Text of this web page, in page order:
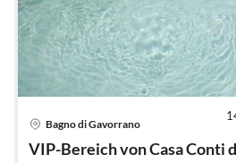
Bagno di Gavorrano
VIP-Bereich von Casa Conti